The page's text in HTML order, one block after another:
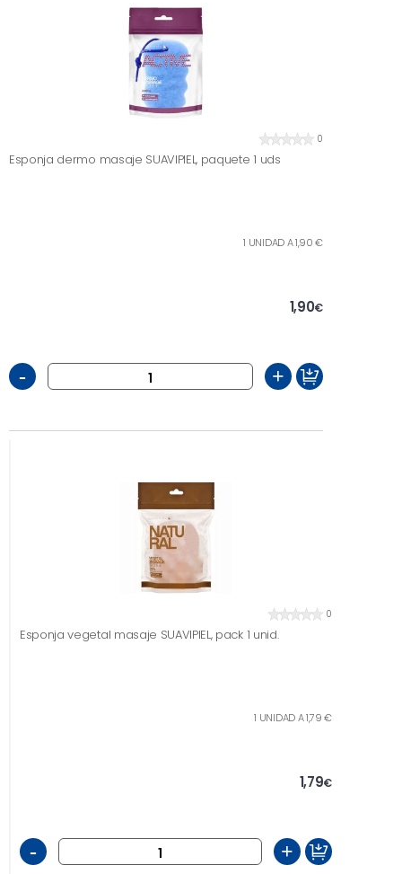
0
Esponja dermo masaje SUAVIPIEL, paquete 1 uds
1 UNIDAD A 1,90 €
1,90€
- +
0
Esponja vegetal masaje SUAVIPIEL, pack 1 unid.
1 UNIDAD A 1,79 €
1,79€
- +